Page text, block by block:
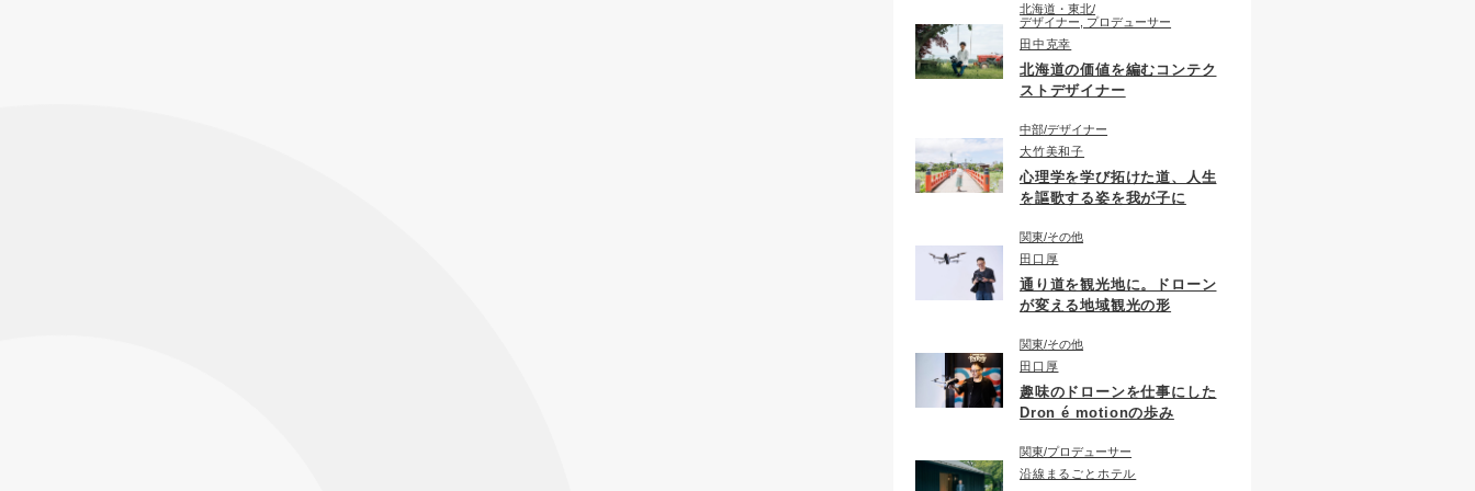
北海道・東北
デザイナー, プロデューサー
田中克幸
北海道の価値を編むコンテク
ストデザイナー
中部 デザイナー
大竹美和子
心理学を学び拓けた道、人生
を謳歌する姿を我が子に
関東 その他
田口厚
通り道を観光地に。ドローン
が変える地域観光の形
関東 その他
田口厚
趣味のドローンを仕事にした
Dron é motionの歩み
関東 プロデューサー
沿線まるごとホテル